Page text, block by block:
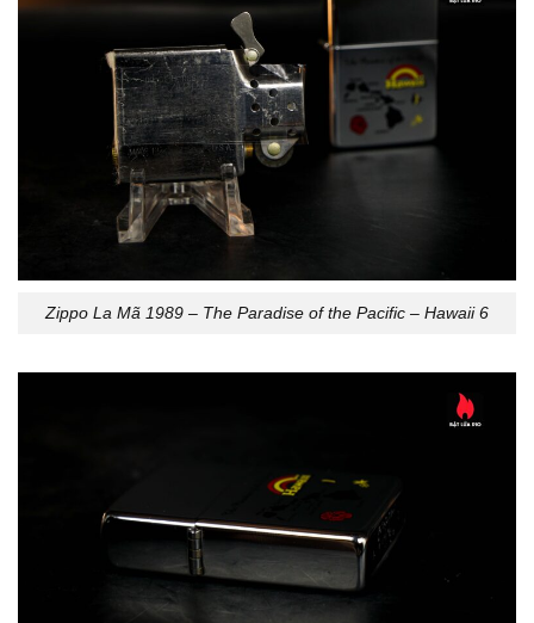
Zippo La Mã 1989 – The Paradise of the Pacific – Hawaii 6